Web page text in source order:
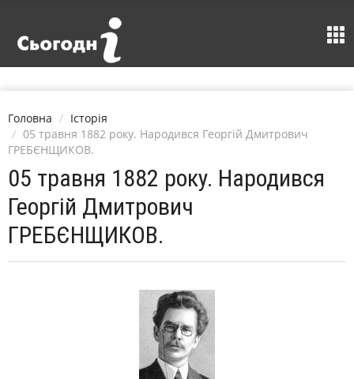
Головна
Історія
05 травня 1882 року. Народився Георгій Дмитрович
ГРЕБЄНЩИКОВ.
05 травня 1882 року. Народився
Георгій Дмитрович
ГРЕБЄНЩИКОВ.